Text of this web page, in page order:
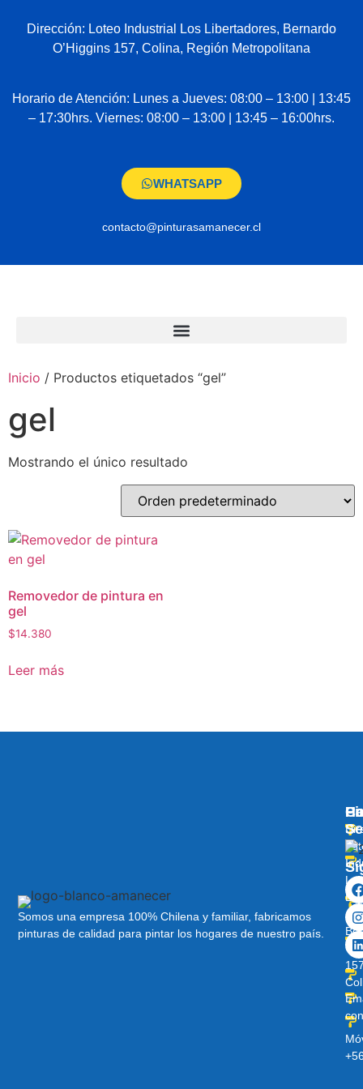
Dirección: Loteo Industrial Los Libertadores, Bernardo
O’Higgins 157, Colina, Región Metropolitana
Horario de Atención: Lunes a Jueves: 08:00 – 13:00 | 13:45
– 17:30hrs. Viernes: 08:00 – 13:00 | 13:45 – 16:00hrs.
WHATSAPP
contacto@pinturasamanecer.cl
Inicio / Productos etiquetados “gel”
gel
Mostrando el único resultado
Removedor de pintura en
gel
$14.380
Leer más
Somos una empresa 100% Chilena y familiar, fabricamos
pinturas de calidad para pintar los hogares de nuestro país.
Los
Av